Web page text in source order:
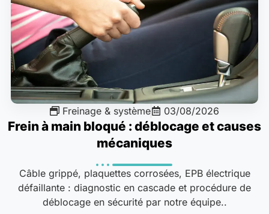
Freinage & système 03/08/2026
Frein à main bloqué : déblocage et causes
mécaniques
Câble grippé, plaquettes corrosées, EPB électrique
défaillante : diagnostic en cascade et procédure de
déblocage en sécurité par notre équipe..